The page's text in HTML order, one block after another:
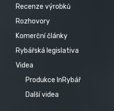
Recenze výrobků
Rozhovory
Komerční články
Rybářská legislativa
Videa
Produkce InRybář
Další videa